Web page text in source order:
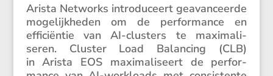
Arista Networks intro­du­ceert geavan­ceerde
mogelijk­heden om de perfor­mance en
effici­ëntie van AI-clusters te maxima­li­
seren. Cluster Load Balan­cing (CLB)
in Arista EOS maxima­li­seert de perfor­